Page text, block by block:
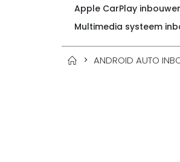
Apple CarPlay
Multimedia systeem
ANDROID AUTO